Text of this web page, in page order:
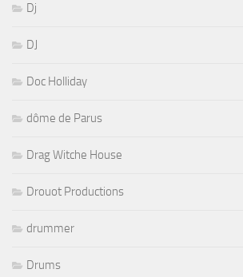
Dj
DJ
Doc Holliday
dôme de Parus
Drag Witche House
Drouot Productions
drummer
Drums